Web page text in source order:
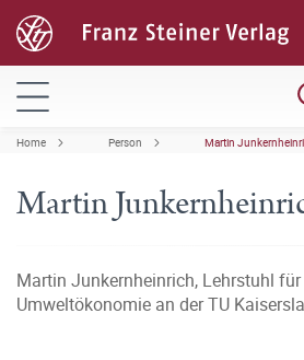
Home Person Martin
Martin
Martin Junkernheinrich, Lehrstuhl
Umweltökonomie an der TU